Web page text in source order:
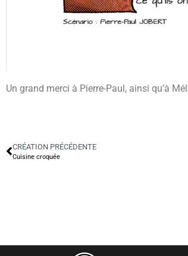
Un grand merci à Pierre-Paul, ainsi qu’à
CRÉATION PRÉCÉDENTE
Cuisine croquée